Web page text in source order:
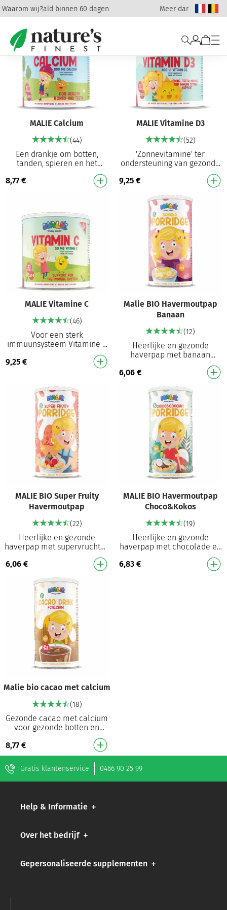
Waarom wij?
Terugbetaald binnen 60 dagen Meer dan 4,7
MALIE Calcium
(44)
Een drankje om botten,
tanden, spieren en het
immuunsysteem te steunen
Calciumpoeder met een
lekkere smaak! Helpt gezon…
8,77€
MALIE Vitamine D3
(52)
'Zonnevitamine' ter
ondersteuning van gezonde
botten, tanden, spieren en
immuunsysteem Vitamine D3
poeder met een heerl…
9,25€
MALIE Vitamine C
(46)
Voor een sterk
immuunsysteem Vitamine C
drankje met een heerlijke
smaak! Draagt bij aan de
normale functies van het
9,25€
Malie BIO Havermoutpap
Banaan
(12)
Heerlijke en gezonde
haverpap met banaan
Organisch geproduceerd met
alle nodige certificaten Geen
6,06€
MALIE BIO Super Fruity
Havermoutpap
(22)
Heerlijke en gezonde
haverpap met supervruchten
Organisch geproduceerd met
alle nodige certificaten Geen
6,06€
MALIE BIO Havermoutpap
Choco&Kokos
(19)
Heerlijke en gezonde
haverpap met chocolade en
geproduceerd met alle
nodige certificaten Geen
6,83€
Malie bio cacao met calcium
(18)
Gezonde cacao met calcium
voor gezonde botten en
tanden. 100% biologisch
geproduceerd Zonder
toegevoegde geraffineerde …
8,77€
Gratis klantenservice 0466 90 25 99
Help & Informatie
Over het bedrijf
Gepersonaliseerde supplementen